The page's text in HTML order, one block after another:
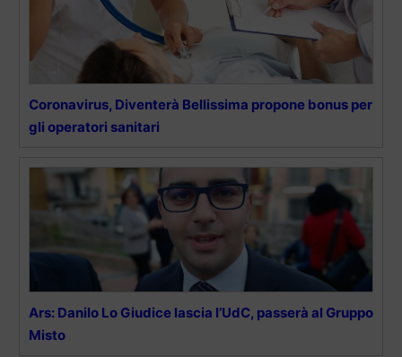
Coronavirus, Diventerà Bellissima propone bonus per
gli operatori sanitari
Ars: Danilo Lo Giudice lascia l’UdC, passerà al Gruppo
Misto